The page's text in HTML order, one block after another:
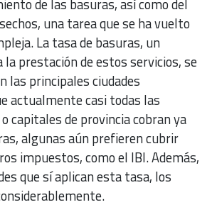
de las basuras, así como del
una tarea que se ha vuelto
La tasa de basuras, un
prestación de estos servicios, se
las principales ciudades
actualmente casi todas las
capitales de provincia cobran ya
algunas aún prefieren cubrir
impuestos, como el IBI. Además,
que sí aplican esta tasa, los